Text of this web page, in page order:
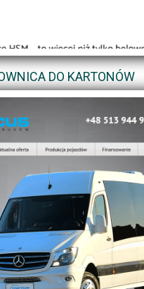
DO KARTONÓW